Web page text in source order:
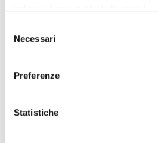
qualsiasi momento. Consulta
delNecessari
Preferenze
Statistiche
Oppure prosegui
ospite
Puoi proseguire l'iscrizione al corso
qui sotto se iscriverti al corso come